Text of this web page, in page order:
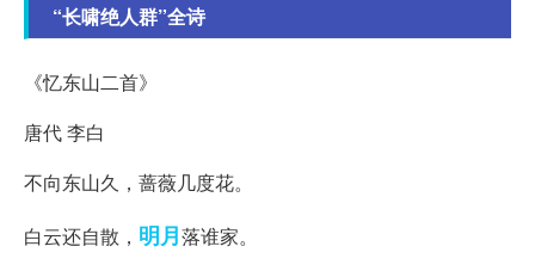
“长啸绝人群”全诗
《忆东山二首》
唐代 李白
不向东山久，蔷薇几度花。
白云还自散， 明月落谁家。